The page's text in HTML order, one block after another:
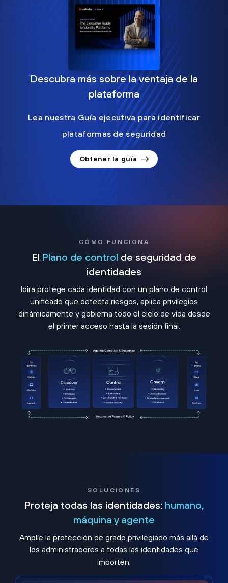
Descubra más sobre la ventaja de la
plataforma
Lea nuestra Guía ejecutiva para identificar
plataformas de seguridad
Obtener la guía
CÓMO FUNCIONA
El Plano de control de seguridad de
identidades
Idira protege cada identidad con un plano de control
unificado que detecta riesgos, aplica privilegios
dinámicamente y gobierna todo el ciclo de vida desde
el primer acceso hasta la sesión final.
SOLUCIONES
Proteja todas las identidades: humano,
máquina y agente
Amplíe la protección de grado privilegiado más allá de
los administradores a todas las identidades que
importen.